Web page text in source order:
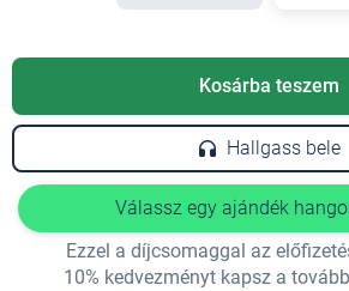
Kosárba teszem
Hallgass bele
Válassz egy ajándék
Ezzel a díjcsomaggal az
10% kedvezményt kapsz a